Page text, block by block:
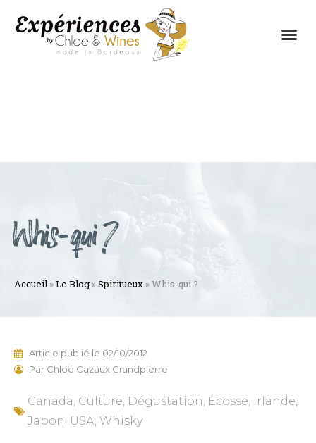
Whis-qui ?
Accueil »Le Blog »Spiritueux »Whis-qui ?
Article publié le 02/10/2012
Par Chloé Cazaux Grandpierre
Canada, Culture, Dégustation, Ecosse, Irlande,
Japon, USA, Whisky